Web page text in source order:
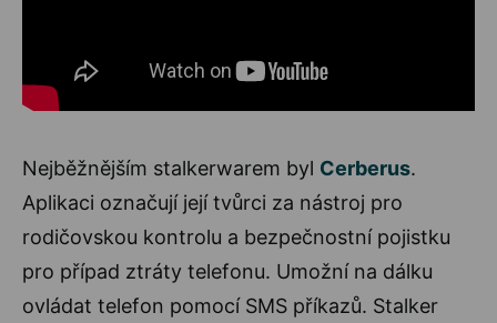
Nejběžnějším stalkerwarem byl Cerberus.
Aplikaci označují její tvůrci za nástroj pro
rodičovskou kontrolu a bezpečnostní pojistku
pro případ ztráty telefonu. Umožní na dálku
ovládat telefon pomocí SMS příkazů. Stalker